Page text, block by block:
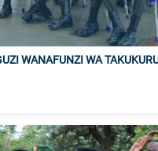
WANAFUNZI WA